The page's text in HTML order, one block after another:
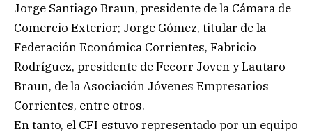
Jorge Santiago Braun, presidente de la Cámara de
Comercio Exterior; Jorge Gómez, titular de la
Federación Económica Corrientes, Fabricio
Rodríguez, presidente de Fecorr Joven y Lautaro
Braun, de la Asociación Jóvenes Empresarios
Corrientes, entre otros.
En tanto, el CFI estuvo representado por un equipo